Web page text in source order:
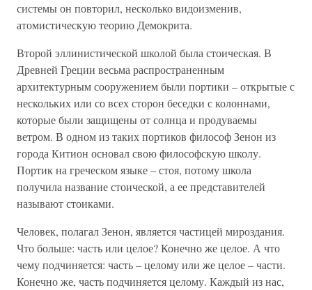
системы он повторил, несколько видоизменив,
атомистическую теорию Демокрита.
Второй эллинистической школой была стоическая. В
Древней Греции весьма распространенным
архитектурным сооружением были портики – открытые с
нескольких или со всех сторон беседки с колоннами,
которые были защищены от солнца и продуваемы
ветром. В одном из таких портиков философ Зенон из
города Китион основал свою философскую школу.
Портик на греческом языке – стоя, потому школа
получила название стоической, а ее представителей
называют стоиками.
Человек, полагал Зенон, является частицей мироздания.
Что больше: часть или целое? Конечно же целое. А что
чему подчиняется: часть – целому или же целое – части.
Конечно же, часть подчиняется целому. Каждый из нас,